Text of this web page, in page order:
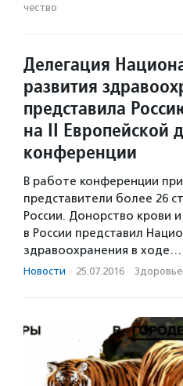
чест­во
Делегация
развития
представила
на II Европейской
конференции
В работе конференции
представители более 26
России. Донорство крови
в России представил
здравоохранения в ходе…
Новости · 25.07.2016 · Здоровье